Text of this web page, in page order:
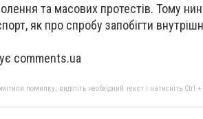
та масових протестів. Тому
як про спробу запобігти
comments.ua
помилку, виділіть необхідний текст і натисніть Ctrl